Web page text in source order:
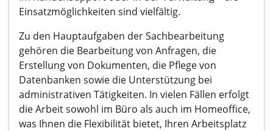
Einsatzmöglichkeiten sind vielfältig.
Zu den Hauptaufgaben der Sachbearbeitung
gehören die Bearbeitung von Anfragen, die
Erstellung von Dokumenten, die Pflege von
Datenbanken sowie die Unterstützung bei
administrativen Tätigkeiten. In vielen Fällen erfolgt
die Arbeit sowohl im Büro als auch im Homeoffice,
was Ihnen die Flexibilität bietet, Ihren Arbeitsplatz